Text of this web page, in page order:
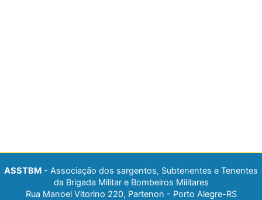
ASSTBM - Associação dos sargentos, Subtenentes e Tenentes
da Brigada Militar e Bombeiros Militares
Rua Manoel Vitorino 220, Partenon - Porto Alegre-RS